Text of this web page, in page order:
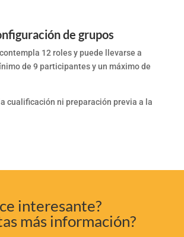
de grupos
12 roles y puede llevarse a
de 9 participantes y un máximo de
cualificación ni preparación previa a la
interesante?
más información?